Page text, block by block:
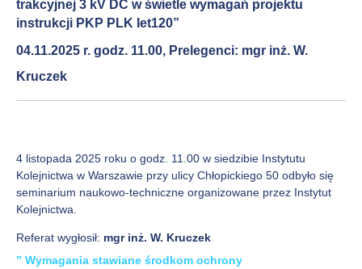
trakcyjnej 3 kV DC w świetle wymagań projektu
instrukcji PKP PLK Iet120”
04.11.2025 r. godz. 11.00, Prelegenci: mgr inż. W.
Kruczek
4 listopada 2025 roku o godz. 11.00 w siedzibie Instytutu
Kolejnictwa w Warszawie przy ulicy Chłopickiego 50 odbyło się
seminarium naukowo-techniczne organizowane przez Instytut
Kolejnictwa.
Referat wygłosił: mgr inż. W. Kruczek
” Wymagania stawiane środkom ochrony